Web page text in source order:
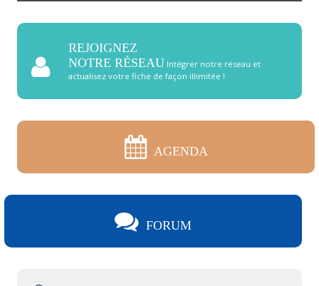
REJOIGNEZ
NOTRE RÉSEAU Intégrer notre réseau et
actualisez votre fiche de façon illimitée !
AGENDA
FORUM